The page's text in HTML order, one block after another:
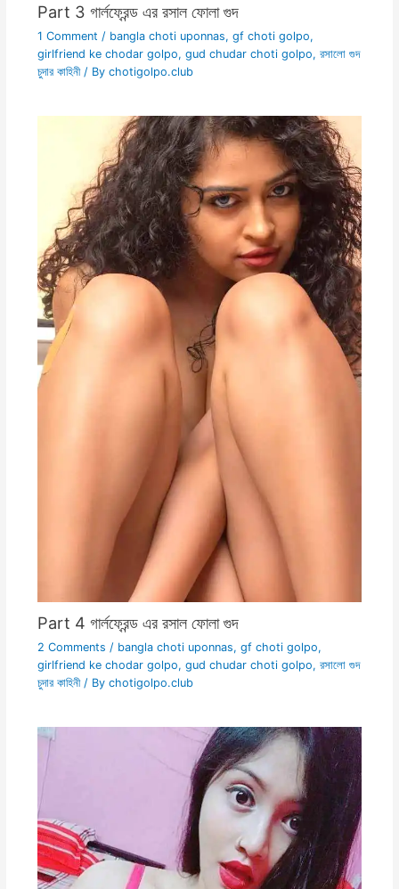
Part 3 গার্লফ্রেন্ড এর রসাল ফোলা গুদ
1 Comment / bangla choti uponnas, gf choti golpo,
girlfriend ke chodar golpo, gud chudar choti golpo, রসালো গুদ
চুদার কাহিনী/ By chotigolpo.club
Part 4 গার্লফ্রেন্ড এর রসাল ফোলা গুদ
2 Comments / bangla choti uponnas, gf choti golpo,
girlfriend ke chodar golpo, gud chudar choti golpo, রসালো গুদ
চুদার কাহিনী/ By chotigolpo.club